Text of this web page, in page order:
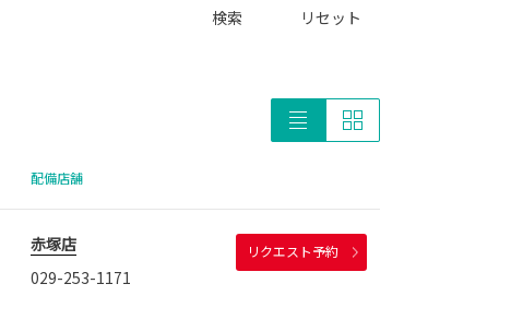
検索 リセット
配備店舗
赤塚店
029-253-1171
リクエスト予約